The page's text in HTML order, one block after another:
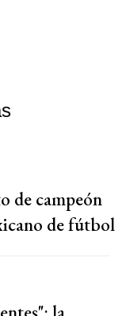
de campeón
de fútbol